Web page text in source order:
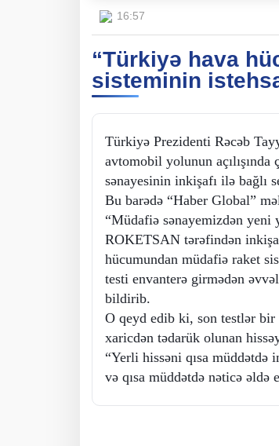
16:57
“Türkiyə hava
sisteminin
Türkiyə Prezidenti Rəcəb
avtomobil yolunun açılışında
sənayesinin inkişafı ilə bağlı
Bu barədə “Haber Global”
“Müdafiə sənayemizdən yeni
ROKETSAN tərəfindən
hücumundan müdafiə raket
testi envanterə girmədən
bildirib.
O qeyd edib ki, son testlər
xaricdən tədarük olunan
“Yerli hissəni qısa
və qısa müddətdə nəticə